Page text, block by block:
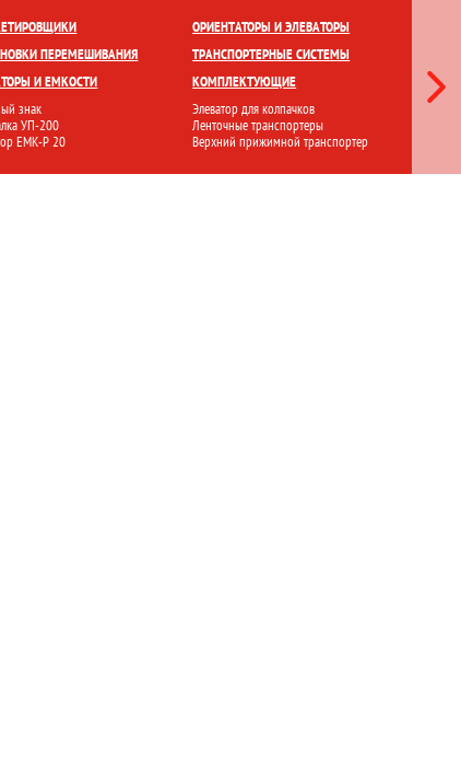
ПЕРЕМЕШИВАНИЯ
И ЕМКОСТИ
знак
УП-200
ЕМК-Р 20
ОРИЕНТАТОРЫ И ЭЛЕВАТОРЫ
ТРАНСПОРТЕРНЫЕ СИСТЕМЫ
КОМПЛЕКТУЮЩИЕ
Элеватор для колпачков
Ленточные транспортеры
Верхний прижимной транспортер
ПРИГОТОВЛЕНИЕ И ХРАНЕНИЕ ПЕРЕМЕШИВАНИЕ